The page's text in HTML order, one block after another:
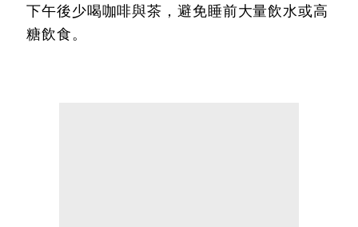
下午後少喝咖啡與茶，避免睡前大量飲水或高
糖飲食。